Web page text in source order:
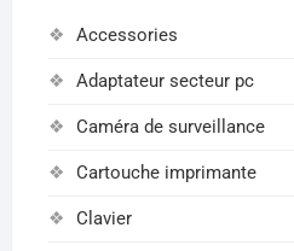
Accessories
Adaptateur secteur pc
Caméra de surveillance
Cartouche imprimante
Clavier